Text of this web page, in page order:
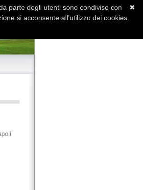
✖
parte degli utenti sono condivise con
si acconsente all'utilizzo dei cookies.